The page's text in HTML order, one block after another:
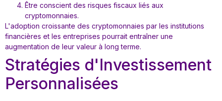
Être conscient des risques fiscaux liés aux
cryptomonnaies.
L'adoption croissante des cryptomonnaies par les institutions
financières et les entreprises pourrait entraîner une
augmentation de leur valeur à long terme.
Stratégies d'Investissement
Personnalisées